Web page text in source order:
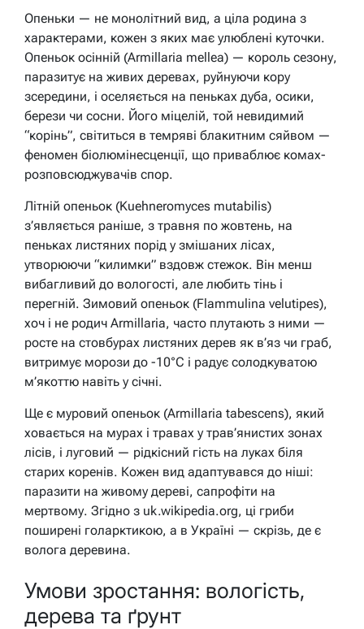
Опеньки — не монолітний вид, а ціла родина з
характерами, кожен з яких має улюблені куточки.
Опеньок осінній (Armillaria mellea) — король сезону,
паразитує на живих деревах, руйнуючи кору
зсередини, і оселяється на пеньках дуба, осики,
берези чи сосни. Його міцелій, той невидимий
“корінь”, світиться в темряві блакитним сяйвом —
феномен біолюмінесценції, що приваблює комах-
розповсюджувачів спор.
Літній опеньок (Kuehneromyces mutabilis)
з’являється раніше, з травня по жовтень, на
пеньках листяних порід у змішаних лісах,
утворюючи “килимки” вздовж стежок. Він менш
вибагливий до вологості, але любить тінь і
перегній. Зимовий опеньок (Flammulina velutipes),
хоч і не родич Armillaria, часто плутають з ними —
росте на стовбурах листяних дерев як в’яз чи граб,
витримує морози до -10°C і радує солодкуватою
м’якоттю навіть у січні.
Ще є муровий опеньок (Armillaria tabescens), який
ховається на мурах і травах у трав’янистих зонах
лісів, і луговий — рідкісний гість на луках біля
старих коренів. Кожен вид адаптувався до ніші:
паразити на живому дереві, сапрофіти на
мертвому. Згідно з uk.wikipedia.org, ці гриби
поширені голарктикою, а в Україні — скрізь, де є
волога деревина.
Умови зростання: вологість,
дерева та ґрунт